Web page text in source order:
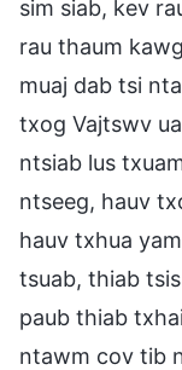
sim siab, kev
rau thaum
muaj dab tsi
txog Vajtswv
ntsiab lus
ntseeg, hauv
hauv txhua
tsuab, thiab
paub thiab
ntawm cov tib